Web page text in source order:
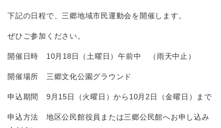
下記の日程で、三郷地域市民運動会を開催します。
ぜひご参加ください。
開催日時 10月18日（土曜日）午前中 （雨天中止）
開催場所 三郷文化公園グラウンド
申込期間 9月15日（火曜日）から10月2日（金曜日）まで
申込方法 地区公民館役員または三郷公民館へお申し込み